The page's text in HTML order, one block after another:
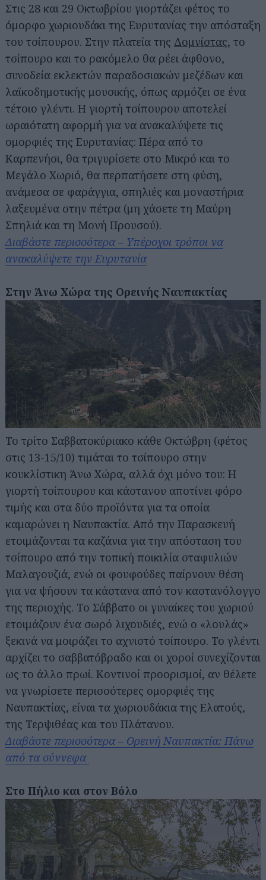
Στις 28 και 29 Οκτωβρίου γιορτάζει φέτος το
όμορφο χωριουδάκι της Ευρυτανίας την απόσταξη
του τσίπουρου. Στην πλατεία της Δομνίστας, το
τσίπουρο και το ρακόμελο θα ρέει άφθονο,
συνοδεία εκλεκτών παραδοσιακών μεζέδων και
λαϊκοδημοτικής μουσικής, όπως αρμόζει σε ένα
τέτοιο γλέντι. Η γιορτή τσίπουρου αποτελεί
ωραιότατη αφορμή για να ανακαλύψετε τις
ομορφιές της Ευρυτανίας: Πέρα από το
Καρπενήσι, θα τριγυρίσετε στο Μικρό και το
Μεγάλο Χωριό, θα περπατήσετε στη φύση,
ανάμεσα σε φαράγγια, σπηλιές και μοναστήρια
λαξευμένα στην πέτρα (μη χάσετε τη Μαύρη
Σπηλιά και τη Μονή Προυσού).
Διαβάστε περισσότερα – Υπέροχοι τρόποι να
ανακαλύψετε την Ευρυτανία
Στην Άνω Χώρα της Ορεινής Ναυπακτίας
Το τρίτο Σαββατοκύριακο κάθε Οκτώβρη (φέτος
στις 13-15/10) τιμάται το τσίπουρο στην
κουκλίστικη Άνω Χώρα, αλλά όχι μόνο του: Η
γιορτή τσίπουρου και κάστανου αποτίνει φόρο
τιμής και στα δύο προϊόντα για τα οποία
καμαρώνει η Ναυπακτία. Από την Παρασκευή
ετοιμάζονται τα καζάνια για την απόσταση του
τσίπουρο από την τοπική ποικιλία σταφυλιών
Μαλαγουζιά, ενώ οι φουφούδες παίρνουν θέση
για να ψήσουν τα κάστανα από τον καστανόλογγο
της περιοχής. Το Σάββατο οι γυναίκες του χωριού
ετοιμάζουν ένα σωρό λιχουδιές, ενώ ο «λουλάς»
ξεκινά να μοιράζει το αχνιστό τσίπουρο. Το γλέντι
αρχίζει το σαββατόβραδο και οι χοροί συνεχίζονται
ως το άλλο πρωί. Κοντινοί προορισμοί, αν θέλετε
να γνωρίσετε περισσότερες ομορφιές της
Ναυπακτίας, είναι τα χωριουδάκια της Ελατούς,
της Τερψιθέας και του Πλάτανου.
Διαβάστε περισσότερα – Ορεινή Ναυπακτία: Πάνω
από τα σύννεφα
Στο Πήλιο και στον Βόλο